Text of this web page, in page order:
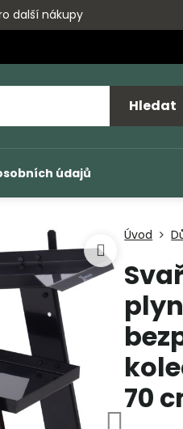
další nákupy
Hledat
údajů
Úvod
70